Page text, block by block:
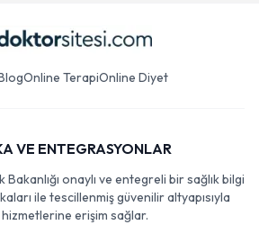
Online TerapiOnline Diyet
VE ENTEGRASYONLAR
onaylı ve entegreli bir sağlık bilgi
ile tescillenmiş güvenilir altyapısıyla
hizmetlerine erişim sağlar.